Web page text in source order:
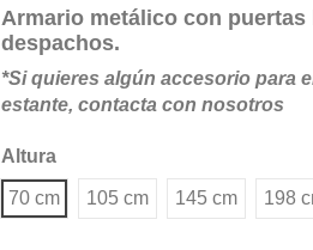
Armario metálico con
despachos.
*Si quieres algún accesorio para
estante, contacta con nosotros
Altura
70 cm 105 cm 145 cm 198